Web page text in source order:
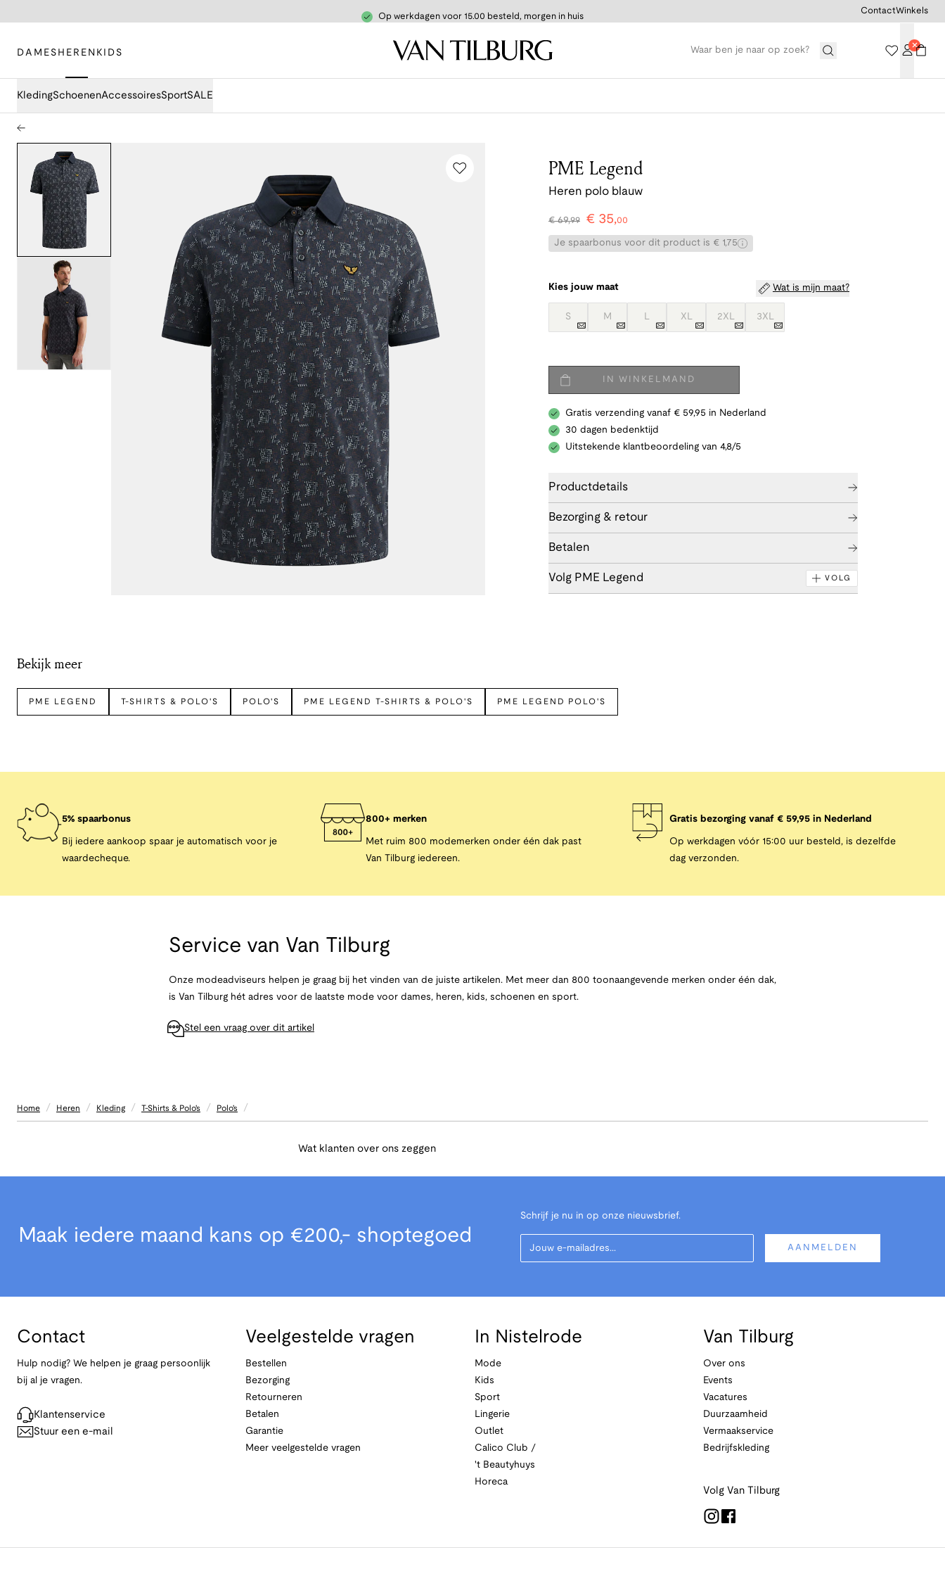
Op werkdagen voor 15.00 besteld, morgen in huis
DAMES HEREN KIDS
KledingSchoenenAccessoiresSportSALE
ContactWinkels
PME Legend
Heren polo blauw
€69,99 € 35,00
Je spaarbonus voor dit product is € 1,75
Kies jouw maat Wat is mijn maat?
S M L XL 2XL 3XL
IN WINKELMAND
Gratis verzending vanaf € 59,95 in Nederland
30 dagen bedenktijd
Uitstekende klantbeoordeling van 4,8/5
Productdetails
Bezorging & retour
Betalen
Volg PME Legend VOLG
Bekijk meer
PME LEGEND T-SHIRTS & POLO'S POLO'S PME LEGEND T-SHIRTS & POLO'S PME LEGEND POLO'S
5% spaarbonus
Bij iedere aankoop spaar je automatisch voor je
waardecheque.
800+ merken
Met ruim 800 modemerken onder één dak past
Van Tilburg iedereen.
Gratis bezorging vanaf € 59,95 in Nederland
Op werkdagen vóór 15:00 uur besteld, is dezelfde
dag verzonden.
Service van Van Tilburg
Onze modeadviseurs helpen je graag bij het vinden van de juiste artikelen. Met meer dan 800 toonaangevende merken onder één dak,
is Van Tilburg hét adres voor de laatste mode voor dames, heren, kids, schoenen en sport.
Stel een vraag over dit artikel
Home / Heren / Kleding / T-Shirts & Polo's / Polo's /
Wat klanten over ons zeggen
Maak iedere maand kans op €200,- shoptegoed
Schrijf je nu in op onze nieuwsbrief.
Your Email
AANMELDEN
Contact
Hulp nodig? We helpen je graag persoonlijk
bij al je vragen.
Klantenservice
Stuur een e-mail
Veelgestelde vragen
Bestellen
Bezorging
Retourneren
Betalen
Garantie
Meer veelgestelde vragen
In Nistelrode
Mode
Kids
Sport
Lingerie
Outlet
Calico Club /
't Beautyhuys
Horeca
Van Tilburg
Over ons
Events
Vacatures
Duurzaamheid
Vermaakservice
Bedrijfskleding
Volg Van Tilburg